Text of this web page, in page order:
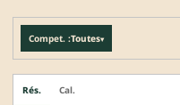
Compet. :Toutes▾
Rés. Cal.